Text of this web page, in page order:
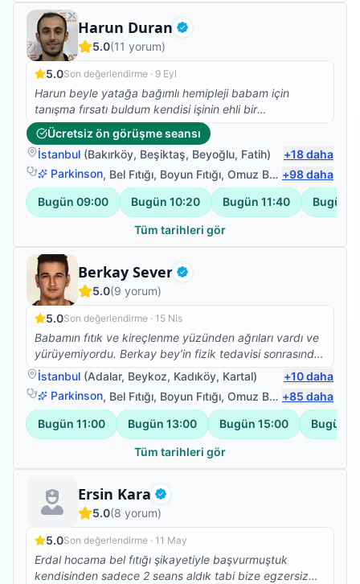
Harun Duran Doğrulanmış
Fizyoterapist
5.0(11 yorum)
5.0Son değerlendirme · 9 Eyl
Harun beyle yatağa bağımlı hemipleji babam için
tanışma fırsatı buldum kendisi işinin ehli bir
fizyoterapist herkese tavsiye ederim.
Ücretsiz ön görüşme seansı
İstanbul (Bakırköy, Beşiktaş, Beyoğlu, Fatih) +18daha
Parkinson, Bel Fıtığı, Boyun Fıtığı, Omuz Bağ Yaralanması +98daha
Bugün 09:00 Bugün 10:20 Bugün 11:40 Bugün
Tüm tarihleri gör
Berkay Sever Doğrulanmış
Fizyoterapist
5.0(9 yorum)
5.0Son değerlendirme · 15 Nis
Babamın fıtık ve kireçlenme yüzünden ağrıları vardı ve
yürüyemiyordu. Berkay bey’in fizik tedavisi sonrasında
yürümeye başladı ve ağrıları da geçti. Kendisine çok
teşekkür ederiz. 🙏🙏🙏
İstanbul (Adalar, Beykoz, Kadıköy, Kartal) +10daha
Parkinson, Bel Fıtığı, Boyun Fıtığı, Omuz Bağ Yaralanması +85 daha
Bugün 11:00 Bugün 13:00 Bugün 15:00 Bugün
Tüm tarihleri gör
Ersin Kara Doğrulanmış
Fizyoterapist
5.0(8 yorum)
5.0Son değerlendirme · 11 May
Erdal hocama bel fıtığı şikayetiyle başvurmuştuk
kendisinden sadece 2 seans aldık tabi bize egzersiz